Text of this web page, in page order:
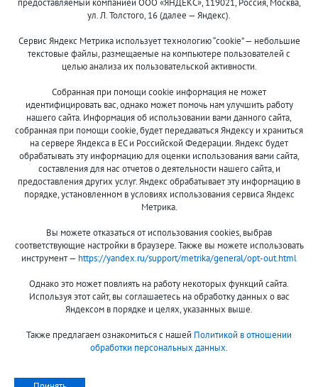
© 2013-2024 "Волжские приманки"
8 (800)
500-7844
Оплата и доставка
О компании
Акции и скидки
Новости
Контакты
Помощь
Принимаем к оплате:
предоставляемый компанией ООО «ЯНДЕКС», 119021, Россия, Москва,
ул. Л. Толстого, 16 (далее — Яндекс).
Сервис Яндекс Метрика использует технологию “cookie” — небольшие
текстовые файлы, размещаемые на компьютере пользователей с
целью анализа их пользовательской активности.
Собранная при помощи cookie информация не может
идентифицировать вас, однако может помочь нам улучшить работу
нашего сайта. Информация об использовании вами данного сайта,
собранная при помощи cookie, будет передаваться Яндексу и храниться
на сервере Яндекса в ЕС и Российской Федерации. Яндекс будет
обрабатывать эту информацию для оценки использования вами сайта,
составления для нас отчетов о деятельности нашего сайта, и
предоставления других услуг. Яндекс обрабатывает эту информацию в
порядке, установленном в условиях использования сервиса Яндекс
Метрика.
Вы можете отказаться от использования cookies, выбрав
соответствующие настройки в браузере. Также вы можете использовать
инструмент — https://yandex.ru/support/metrika/general/opt-out.html
Однако это может повлиять на работу некоторых функций сайта.
Используя этот сайт, вы соглашаетесь на обработку данных о вас
Яндексом в порядке и целях, указанных выше.
Также предлагаем ознакомиться с нашей Политикой в отношении
обработки персональных данных.